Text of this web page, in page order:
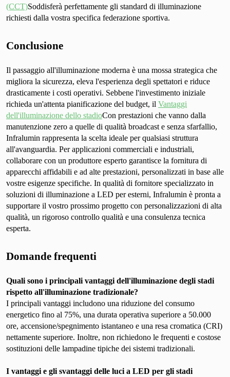
(CCT)Soddisferà perfettamente gli standard di illuminazione
richiesti dalla vostra specifica federazione sportiva.
Conclusione
Il passaggio all'illuminazione moderna è una mossa strategica che
migliora la sicurezza, eleva l'esperienza degli spettatori e riduce
drasticamente i costi operativi. Sebbene l'investimento iniziale
richieda un'attenta pianificazione del budget, il Vantaggi
dell'illuminazione dello stadioCon prestazioni che vanno dalla
manutenzione zero a quelle di qualità broadcast e senza sfarfallio,
Infralumin rappresenta la scelta ideale per qualsiasi struttura
all'avanguardia. Per applicazioni commerciali e industriali,
collaborare con un produttore esperto garantisce la fornitura di
apparecchi affidabili e ad alte prestazioni, personalizzati in base alle
vostre esigenze specifiche. In qualità di fornitore specializzato in
soluzioni di illuminazione a LED per esterni, Infralumin è pronta a
supportare il vostro prossimo progetto con personalizzazioni di alta
qualità, un rigoroso controllo qualità e una consulenza tecnica
esperta.
Domande frequenti
Quali sono i principali vantaggi dell'illuminazione degli stadi
rispetto all'illuminazione tradizionale?
I principali vantaggi includono una riduzione del consumo
energetico fino al 75%, una durata operativa superiore a 50.000
ore, accensione/spegnimento istantaneo e una resa cromatica (CRI)
nettamente superiore. Inoltre, non richiedono le frequenti e costose
sostituzioni delle lampadine tipiche dei sistemi tradizionali.
I vantaggi e gli svantaggi delle luci a LED per gli stadi